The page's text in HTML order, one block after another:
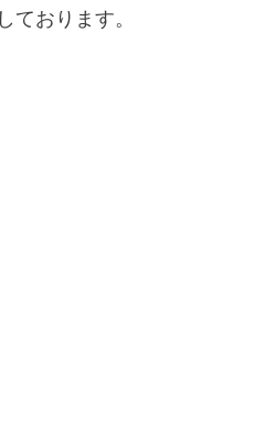
ております。